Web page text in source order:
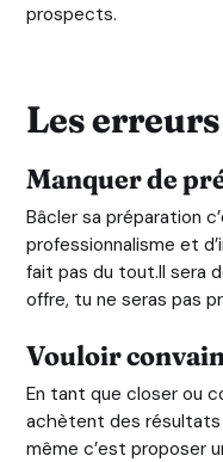
prospects.
Les
Manquer de
Bâcler sa préparation
professionnalisme et
fait pas du tout.Il sera
offre, tu ne seras pas
Vouloir
En tant que closer ou
achètent des résultats
même c’est proposer